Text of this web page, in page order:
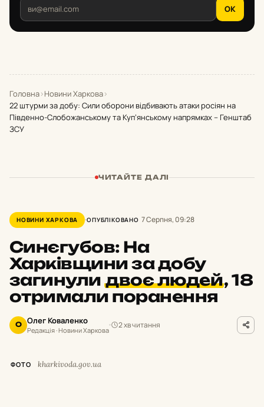
OK
Головна›Новини Харкова›
22 штурми за добу: Сили оборони відбивають атаки росіян на
Південно-Слобожанському та Куп’янському напрямках – Генштаб
ЗСУ
ЧИТАЙТЕ ДАЛІ
НОВИНИ ХАРКОВА ОПУБЛІКОВАНО 7 Серпня, 09:28
Синєгубов: На
Харківщини за добу
загинулидвоє людей,18
отримали поранення
О Олег Коваленко
Редакція · Новини Харкова
2 хв читання
ФОТО kharkivoda.gov.ua